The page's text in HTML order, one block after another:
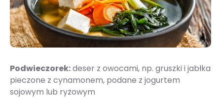
Podwieczorek:deser z owocami, np. gruszki i jabłka
pieczone z cynamonem, podane z jogurtem
sojowym lub ryżowym